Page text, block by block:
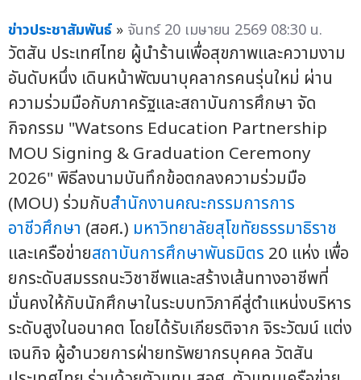
ข่าวประชาสัมพันธ์ » จันทร์ 20 เมษายน 2569 08:30 น.
วัตสัน ประเทศไทย ผู้นำร้านเพื่อสุขภาพและความงาม
อันดับหนึ่ง เดินหน้าพัฒนาบุคลากรคนรุ่นใหม่ ผ่าน
ความร่วมมือกับภาครัฐและสถาบันการศึกษา จัด
กิจกรรม "Watsons Education Partnership
MOU Signing & Graduation Ceremony
2026" พิธีลงนามบันทึกข้อตกลงความร่วมมือ
(MOU) ร่วมกับสำนักงานคณะกรรมการการ
อาชีวศึกษา (สอศ.) มหาวิทยาลัยสุโขทัยธรรมาธิราช
และเครือข่ายสถาบันการศึกษาพันธมิตร 20 แห่ง เพื่อ
ยกระดับสมรรถนะวิชาชีพและสร้างเส้นทางอาชีพที่
มั่นคงให้กับนักศึกษาในระบบทวิภาคีสู่ตำแหน่งบริหาร
ระดับสูงในอนาคต โดยได้รับเกียรติจาก จิระวัฒน์ แต่ง
เจนกิจ ผู้อำนวยการฝ่ายทรัพยากรบุคคล วัตสัน